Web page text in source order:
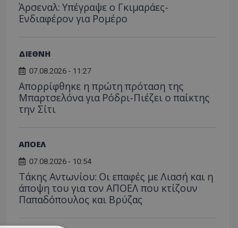
Άρσεναλ: Υπέγραψε ο Γκιμαράες-
Ενδιαφέρον για Ρομέρο
ΔΙΕΘΝΗ
07.08.2026 - 11:27
Απορρίφθηκε η πρώτη πρόταση της
Μπαρτσελόνα για Ρόδρι-Πιέζει ο παίκτης
την Σίτι
ΑΠΟΕΛ
07.08.2026 - 10:54
Τάκης Αντωνίου: Οι επαφές με Λιασή και η
άποψη του για τον ΑΠΟΕΛ που κτίζουν
Παπαδόπουλος και Βρύζας